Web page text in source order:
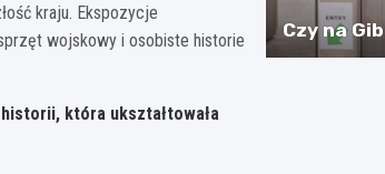
kraju. Ekspozycje
wojskowy i osobiste historie
która ukształtowała
Czy na